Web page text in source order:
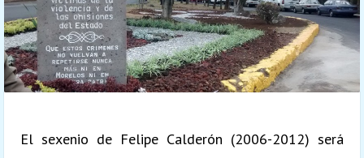
El sexenio de Felipe Calderón (2006-2012) será